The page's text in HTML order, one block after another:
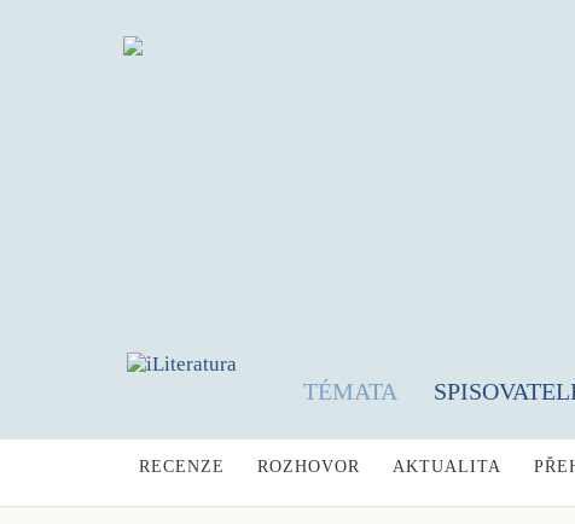
TÉMATA
RECENZE ROZHOVOR AKTUALITA